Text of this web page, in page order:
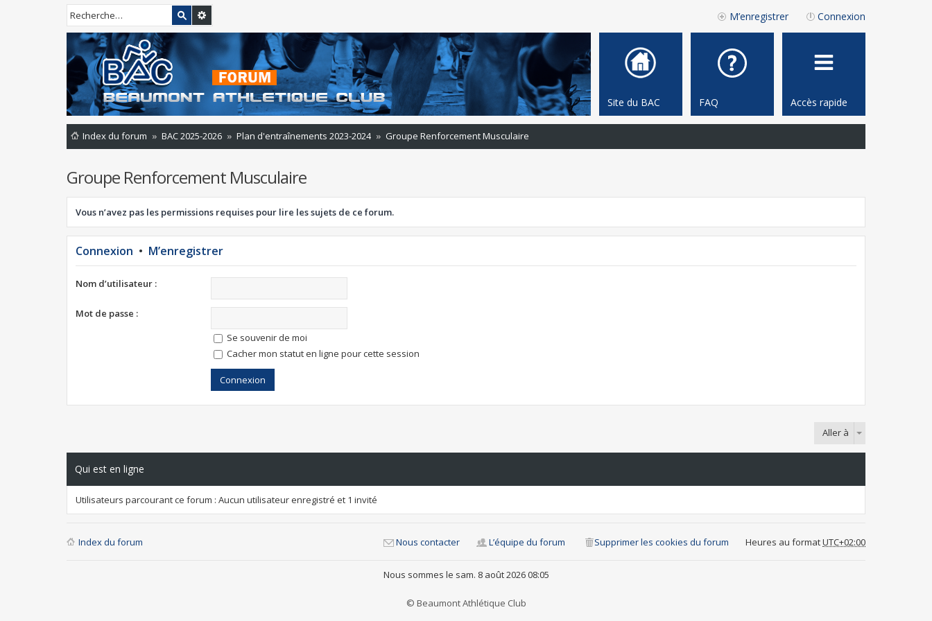
Connexion
M’enregistrer
Accès rapide
FAQ
Site du BAC
Index du forum BAC 2025-2026 Plan d'entraînements 2023-2024 Groupe Renforcement Musculaire
Groupe Renforcement Musculaire
Vous n’avez pas les permissions requises pour lire les sujets de ce forum.
Connexion • M’enregistrer
Nom d’utilisateur :
Mot de passe :
Se souvenir de moi
Cacher mon statut en ligne pour cette session
Aller à
Qui est en ligne
Utilisateurs parcourant ce forum : Aucun utilisateur enregistré et 1 invité
Index du forum Heures au formatUTC+02:00
Supprimer les cookies du forum
L’équipe du forum
Nous contacter
Nous sommes le sam. 8 août 2026 08:05
© Beaumont Athlétique Club